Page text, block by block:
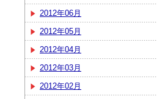
2012年06月
2012年05月
2012年04月
2012年03月
2012年02月